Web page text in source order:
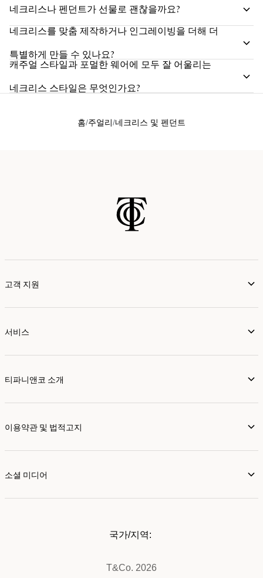
네크리스나 펜던트가 선물로 괜찮을까요?
네크리스를 맞춤 제작하거나 인그레이빙을 더해 더
특별하게 만들 수 있나요?
캐주얼 스타일과 포멀한 웨어에 모두 잘 어울리는
네크리스 스타일은 무엇인가요?
홈 주얼리 네크리스 및 펜던트
고객 지원
서비스
티파니앤코 소개
이용약관 및 법적고지
소셜 미디어
T&Co. 2026
국가/지역: